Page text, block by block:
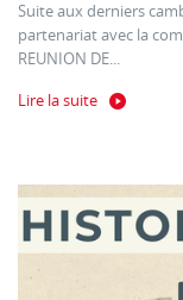
Suite aux derniers
partenariat avec la
REUNION DE...
Lire la suite